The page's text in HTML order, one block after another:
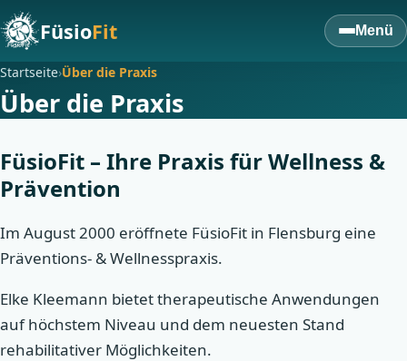
FüsioFit Menü
Startseite›Über die Praxis
Über die Praxis
FüsioFit – Ihre Praxis für Wellness &
Prävention
Im August 2000 eröffnete FüsioFit in Flensburg eine
Präventions- & Wellnesspraxis.
Elke Kleemann bietet therapeutische Anwendungen
auf höchstem Niveau und dem neuesten Stand
rehabilitativer Möglichkeiten.